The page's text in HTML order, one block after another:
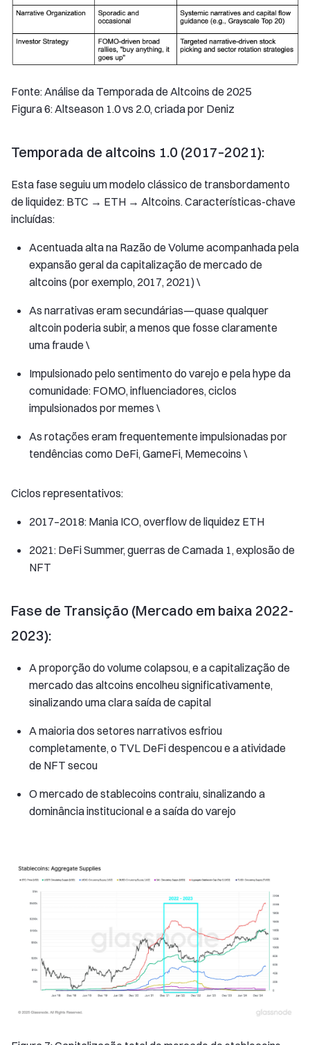
Fonte: Análise da Temporada de Altcoins de 2025
Figura 6: Altseason 1.0 vs 2.0, criada por Deniz
Temporada de altcoins 1.0 (2017–2021):
Esta fase seguiu um modelo clássico de transbordamento
de liquidez: BTC → ETH → Altcoins. Características-chave
incluídas:
Acentuada alta na Razão de Volume acompanhada pela
expansão geral da capitalização de mercado de
altcoins (por exemplo, 2017, 2021) \
As narrativas eram secundárias—quase qualquer
altcoin poderia subir, a menos que fosse claramente
uma fraude \
Impulsionado pelo sentimento do varejo e pela hype da
comunidade: FOMO, influenciadores, ciclos
impulsionados por memes \
As rotações eram frequentemente impulsionadas por
tendências como DeFi, GameFi, Memecoins \
Ciclos representativos:
2017–2018: Mania ICO, overflow de liquidez ETH
2021: DeFi Summer, guerras de Camada 1, explosão de
NFT
Fase de Transição (Mercado em baixa 2022-
2023):
A proporção do volume colapsou, e a capitalização de
mercado das altcoins encolheu significativamente,
sinalizando uma clara saída de capital
A maioria dos setores narrativos esfriou
completamente, o TVL DeFi despencou e a atividade
de NFT secou
O mercado de stablecoins contraiu, sinalizando a
dominância institucional e a saída do varejo